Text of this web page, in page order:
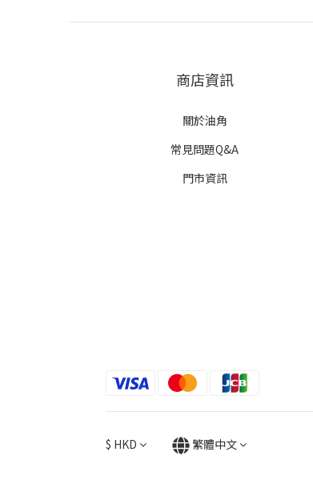
商店資訊
關於油角
常見問題Q&A
門市資訊
$ HKD 繁體中文